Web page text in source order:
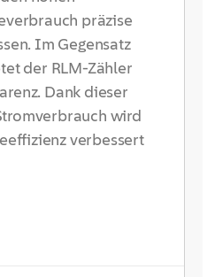
präzise
Im Gegensatz
der RLM-Zähler
Dank dieser
wird
verbessert